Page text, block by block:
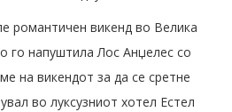
романтичен викенд во Велика
го напуштила Лос Анџелес со
на викендот за да се сретне
во луксузниот хотел Естел